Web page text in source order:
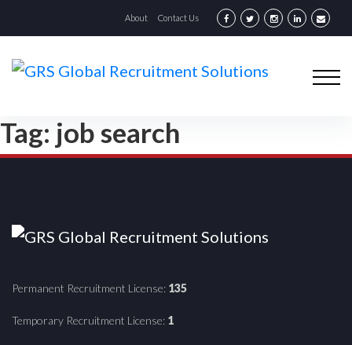
About Contact Us
Tag: job search
Permanent Recruitment License: 135
Temporary Recruitment License: 1